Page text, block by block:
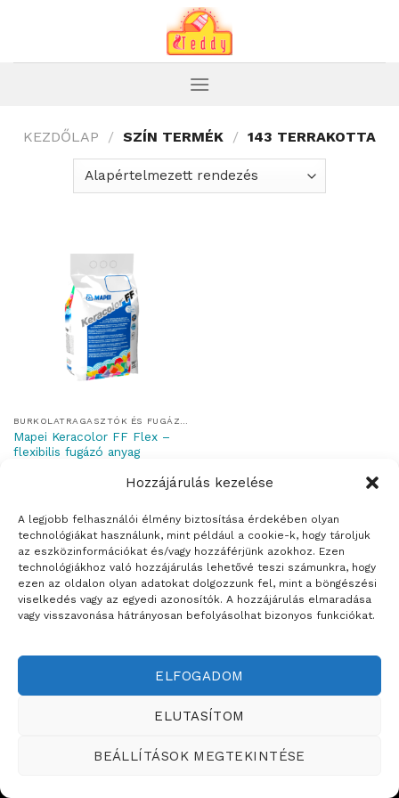
Hozzájárulás kezelése
A legjobb felhasználói élmény biztosítása érdekében olyan
technológiákat használunk, mint például a cookie-k, hogy tároljuk
az eszközinformációkat és/vagy hozzáférjünk azokhoz. Ezen
technológiákhoz való hozzájárulás lehetővé teszi számunkra, hogy
ezen az oldalon olyan adatokat dolgozzunk fel, mint a böngészési
viselkedés vagy az egyedi azonosítók. A hozzájárulás elmaradása
vagy visszavonása hátrányosan befolyásolhat bizonyos funkciókat.
ELFOGADOM
ELUTASÍTOM
BEÁLLÍTÁSOK MEGTEKINTÉSE
KEZDŐLAP / SZÍN TERMÉK / 143 TERRAKOTTA
Mapei Keracolor FF Flex –
flexibilis fugázó anyag
Weboldalt készítette:
ÉRTÉKESÍTÉSI TERÜLETEINK
Copyright ©2026Teddy Festékbolt